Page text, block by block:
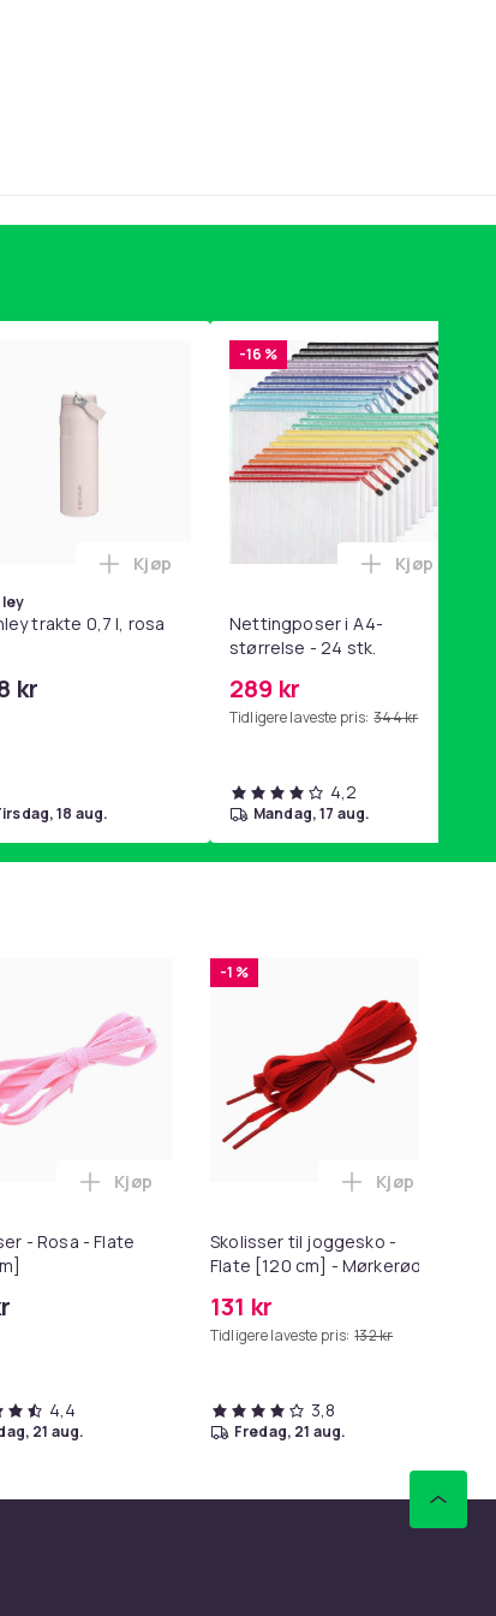
i handlekurven
2 AE 2, AE 2i, AE 2w, SoundTrue, SoundLink Black i
/ LR1130 / LR54 / 189 / 10-pakning PKcell i
trakte 0,7 l, rosa
kr
Legg Stanley trakte 0,7 l, rosa i
Kjøp
tirsdag, 18 aug.
-16 %
Nettingposer i A4-
størrelse - 24 stk.
289 kr
Tidligere laveste pris: 344 kr
Legg
Kjøp
4,2
mandag, 17 aug.
- Selvklebende i handlekurven
skolisser - One size - i handlekurven
- Rosa - Flate
Legg Skolisser - Rosa - Flate [140 cm] i
Kjøp
4,4
21 aug.
-1 %
Skolisser til joggesko -
Flate [120 cm] - Mørkerøde
131 kr
Tidligere laveste pris: 132 kr
Legg
Kjøp
3,8
fredag, 21 aug.